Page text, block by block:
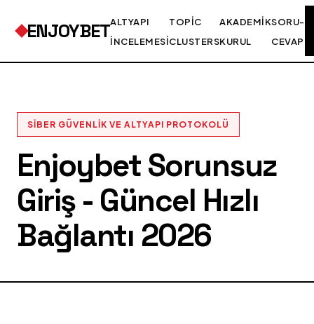
ENJOYBETALTYAPI
İNCELEMESI
TOPIC
CLUSTERS
AKADEMIK
KURUL
SORU-
CEVAP
SIBER GÜVENLIK VE ALTYAPI PROTOKOLÜ
Enjoybet Sorunsuz
Giriş - Güncel Hızlı
Bağlantı 2026